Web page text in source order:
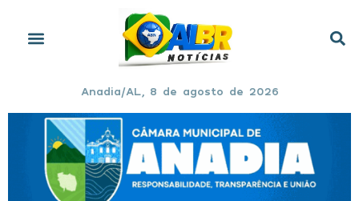
Anadia/AL, 8 de agosto de 2026